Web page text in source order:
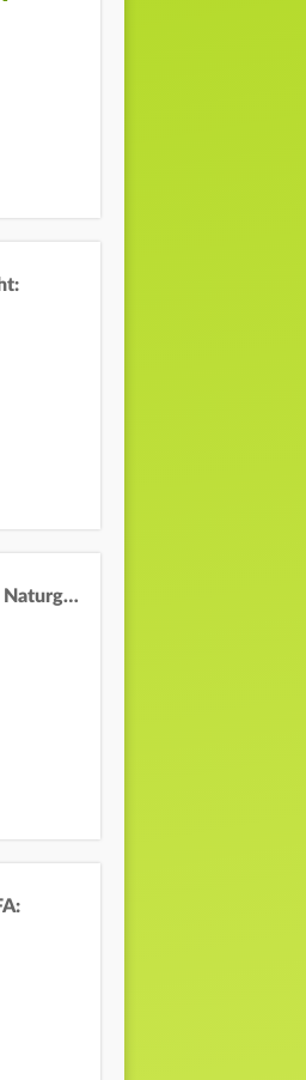
Lage in niederländischem Naturgebiet stabil